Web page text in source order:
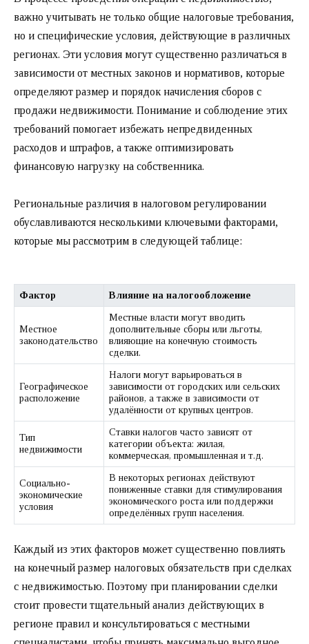
важно учитывать не только общие налоговые требования,
но и специфические условия, действующие в различных
регионах. Эти условия могут существенно различаться в
зависимости от местных законов и нормативов, которые
определяют размер и порядок начисления сборов с
продажи недвижимости. Понимание и соблюдение этих
требований помогает избежать непредвиденных
расходов и штрафов, а также оптимизировать
финансовую нагрузку на собственника.
Региональные различия в налоговом регулировании
обуславливаются несколькими ключевыми факторами,
которые мы рассмотрим в следующей таблице:
Фактор Влияние на налогообложение
Местное
законодательство
Местные власти могут вводить
дополнительные сборы или льготы,
влияющие на конечную стоимость
сделки.
Географическое
расположение
Налоги могут варьироваться в
зависимости от городских или сельских
районов, а также в зависимости от
удалённости от крупных центров.
Тип
недвижимости
Ставки налогов часто зависят от
категории объекта: жилая,
коммерческая, промышленная и т.д.
Социально-
экономические
условия
В некоторых регионах действуют
пониженные ставки для стимулирования
экономического роста или поддержки
определённых групп населения.
Каждый из этих факторов может существенно повлиять
на конечный размер налоговых обязательств при сделках
с недвижимостью. Поэтому при планировании сделки
стоит провести тщательный анализ действующих в
регионе правил и консультироваться с местными